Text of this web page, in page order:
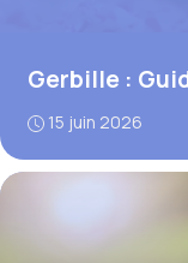
Gerbille :
15 juin 2026